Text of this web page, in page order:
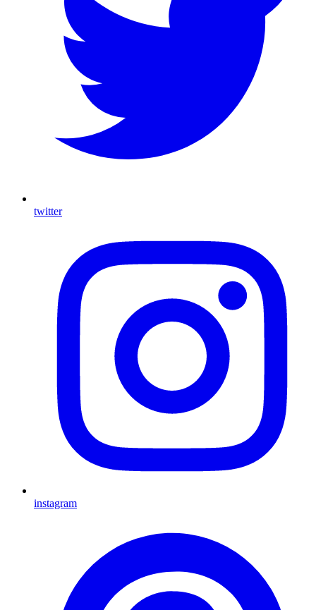
twitter
instagram